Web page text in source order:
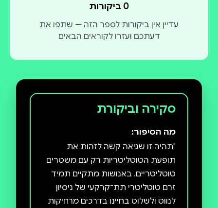
0 ביקורות
עדיין אין ביקורות לספר הזה — שתפו את
דעתכם ועזרו לקוראים הבאים
סקירה וביקורת
מה הסיפור:
"תהיה זו שגיאה קשה לזהות את
תופעת הטוטליטריות רק עם משטרים
טוטליטריים. באנושות מתקיים תמיד
זרם טוטליטרי תת־קרקעי של ניסיון
לנווט ולשלוט בחיינו בדרכים מרחיקות